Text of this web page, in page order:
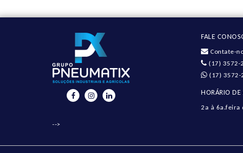
FALE
Contate-
(17) 3572-
(17) 3572-
HORÁRIO
2a à 6a.feira
-->